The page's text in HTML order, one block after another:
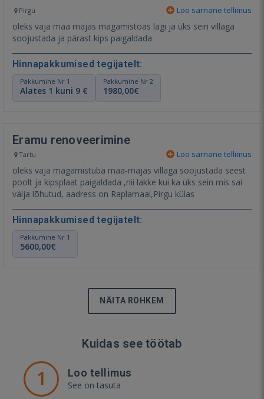
Pirgu Loo sarnane tellimus
oleks vaja maa majas magamistoas lagi ja üks sein villaga
soojustada ja pärast kips paigaldada
Hinnapakkumised tegijatelt:
Pakkumine Nr 1
Alates 1 kuni 9 €
Pakkumine Nr 2
1980,00€
Eramu renoveerimine
Tartu Loo sarnane tellimus
oleks vaja magamistuba maa-majas villaga soojustada seest
poolt ja kipsplaat paigaldada ,nii lakke kui ka üks sein mis sai
välja lõhutud, aadress on Raplamaal,Pirgu külas
Hinnapakkumised tegijatelt:
Pakkumine Nr 1
5600,00€
NÄITA ROHKEM
Kuidas see töötab
1 Loo tellimus
See on tasuta